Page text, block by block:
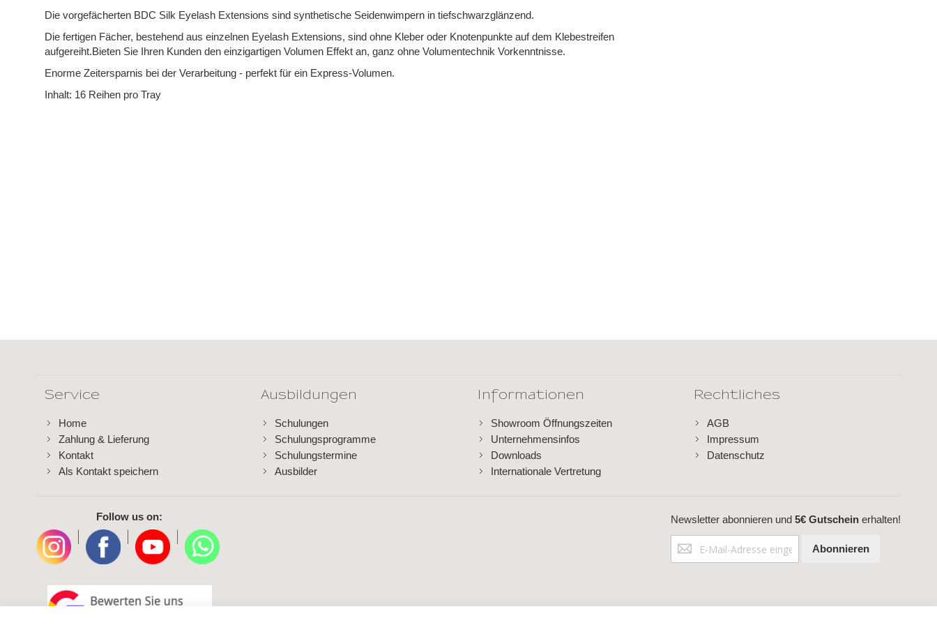
Die vorgefächerten BDC Silk Eyelash Extensions sind synthetische Seidenwimpern in tiefschwarzglänzend.
Die fertigen Fächer, bestehend aus einzelnen Eyelash Extensions, sind ohne Kleber oder Knotenpunkte auf dem Klebestreifen
aufgereiht.Bieten Sie Ihren Kunden den einzigartigen Volumen Effekt an, ganz ohne Volumentechnik Vorkenntnisse.
Enorme Zeitersparnis bei der Verarbeitung - perfekt für ein Express-Volumen.
Inhalt: 16 Reihen pro Tray
Service
Home
Zahlung & Lieferung
Kontakt
Als Kontakt speichern
Ausbildungen
Schulungen
Schulungsprogramme
Schulungstermine
Ausbilder
Informationen
Showroom Öffnungszeiten
Unternehmensinfos
Downloads
Internationale Vertretung
Rechtliches
AGB
Impressum
Datenschutz
Follow us on: Newsletter abonnieren und5€ Gutschein erhalten!
Anmeldung
zum
Abonnieren